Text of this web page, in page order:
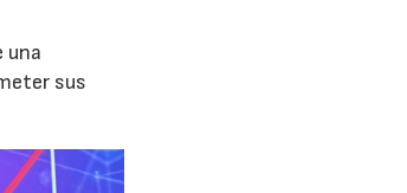
una
sus